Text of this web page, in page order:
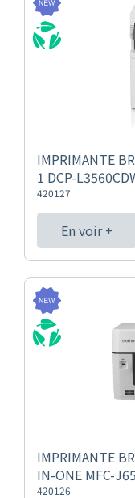
IMPRIMANTE
1 DCP-
420127
En voir +
IMPRIMANTE
IN-ONE MFC-
420126